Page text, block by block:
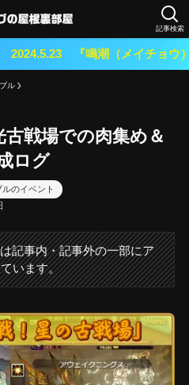
記事検索
チョウ）』期待のオープンワー
ル
戦場での肉集め＆
ログ
ルのイベント
記事内・記事外の一部にア
います。